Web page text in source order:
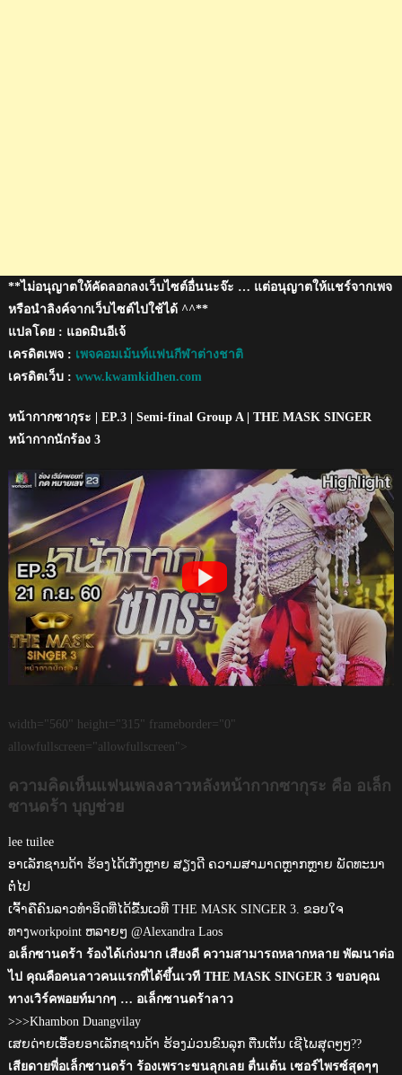
**ไม่อนุญาตให้คัดลอกลงเว็บไซต์อื่นนะจ๊ะ … แต่อนุญาตให้แชร์จากเพจ
หรือนำลิงค์จากเว็บไซต์ไปใช้ได้ ^^**
แปลโดย : แอดมินอีเจ้
เครดิตเพจ : เพจคอมเม้นท์แฟนกีฬาต่างชาติ
เครดิตเว็บ : www.kwamkidhen.com
หน้ากากซากุระ | EP.3 | Semi-final Group A | THE MASK SINGER
หน้ากากนักร้อง 3
width="560" height="315" frameborder="0"
allowfullscreen="allowfullscreen">
ความคิดเห็นแฟนเพลงลาวหลังหน้ากากซากุระ คือ อเล็ก
ซานดร้า บุญช่วย
lee tuilee
ອາເລັກຊານດ້າ ຮ້ອງໄດ້ເກັ່ງຫຼາຍ ສຽງດີ ຄວາມສາມາດຫຼາກຫຼາຍ ພັດທະນາ
ຕໍ່ໄປ
ເຈົ້າຄືຄົນລາວທຳອິດທີ່ໄດ້ຂື້ນເວທີ THE MASK SINGER 3. ຂອບໃຈ
ທາງworkpoint ຫລາຍໆ @Alexandra Laos
อเล็กซานดร้า ร้องได้เก่งมาก เสียงดี ความสามารถหลากหลาย พัฒนาต่อ
ไป คุณคือคนลาวคนแรกที่ได้ขึ้นเวที THE MASK SINGER 3 ขอบคุณ
ทางเวิร์คพอยท์มากๆ … อเล็กซานดร้าลาว
>>>Khambon Duangvilay
ເສຍດ່າຍເອື້ອຍອາເລັກຊານດ້າ ຮ້ອງມ່ວນຂົນລຸກ ຕື່ນເຕັ້ນ ເຊີໄພສຸດໆໆ??
เสียดายพี่อเล็กซานดร้า ร้องเพราะขนลุกเลย ตื่นเต้น เซอร์ไพรซ์สุดๆๆ